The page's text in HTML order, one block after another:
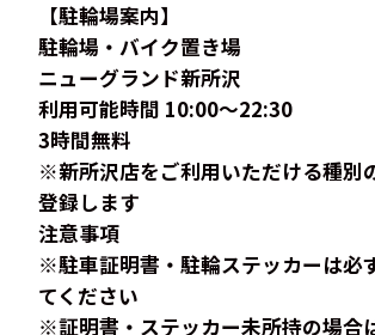
【駐輪場案内】
駐輪場・バイク置き場
ニューグランド新所沢
利用可能時間 10:00～22:30
3時間無料
※新所沢店をご利用いただける種別
登録します
注意事項
※駐車証明書・駐輪ステッカーは必
てください
※証明書・ステッカー未所持の場合